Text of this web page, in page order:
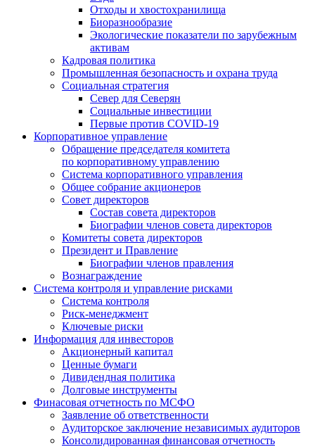
Отходы и хвостохранилища
Биоразнообразие
Экологические показатели по зарубежным
активам
Кадровая политика
Промышленная безопасность и охрана труда
Социальная стратегия
Север для Северян
Социальные инвестиции
Первые против COVID‑19
Корпоративное управление
Обращение председателя комитета
по корпоративному управлению
Система корпоративного управления
Общее собрание акционеров
Совет директоров
Состав совета директоров
Биографии членов совета директоров
Комитеты совета директоров
Президент и Правление
Биографии членов правления
Вознаграждение
Система контроля и управление рисками
Система контроля
Риск-менеджмент
Ключевые риски
Информация для инвесторов
Акционерный капитал
Ценные бумаги
Дивидендная политика
Долговые инструменты
Финасовая отчетность по МСФО
Заявление об ответственности
Аудиторское заключение независимых аудиторов
Консолидированная финансовая отчетность